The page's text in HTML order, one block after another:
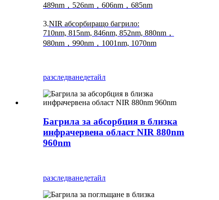
489nm，526nm，606nm，685nm
3.NIR абсорбиращо багрило:
710nm, 815nm, 846nm, 852nm, 880nm，
980nm，990nm，1001nm, 1070nm
разследванедетайл
Багрила за абсорбция в близка
инфрачервена област NIR 880nm
960nm
разследванедетайл